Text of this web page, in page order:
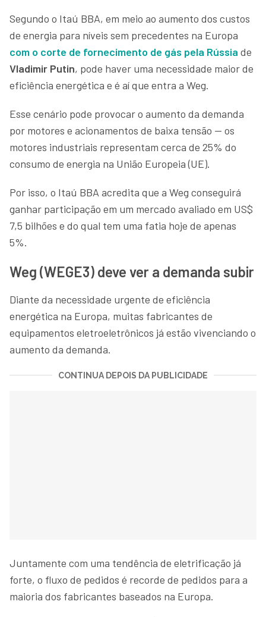
Segundo o Itaú BBA, em meio ao aumento dos custos
de energia para níveis sem precedentes na Europa
com o corte de fornecimento de gás pela Rússia de
Vladimir Putin, pode haver uma necessidade maior de
eficiência energética e é aí que entra a Weg.
Esse cenário pode provocar o aumento da demanda
por motores e acionamentos de baixa tensão — os
motores industriais representam cerca de 25% do
consumo de energia na União Europeia (UE).
Por isso, o Itaú BBA acredita que a Weg conseguirá
ganhar participação em um mercado avaliado em US$
7,5 bilhões e do qual tem uma fatia hoje de apenas
5%.
Weg (WEGE3) deve ver a demanda subir
Diante da necessidade urgente de eficiência
energética na Europa, muitas fabricantes de
equipamentos eletroeletrônicos já estão vivenciando o
aumento da demanda.
CONTINUA DEPOIS DA PUBLICIDADE
Juntamente com uma tendência de eletrificação já
forte, o fluxo de pedidos é recorde de pedidos para a
maioria dos fabricantes baseados na Europa.